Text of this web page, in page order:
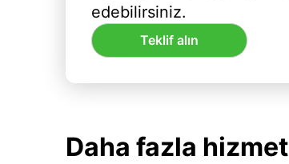
edebilirsiniz.
Teklif alın
Daha fazla hizmet